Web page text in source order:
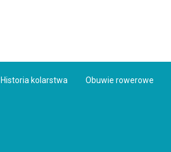
Historia kolarstwa Obuwie rowerowe